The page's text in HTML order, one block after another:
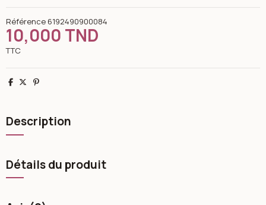
Référence 6192490900084
10,000 TND
TTC
Partager
TweetPinterest
Description
Détails du produit